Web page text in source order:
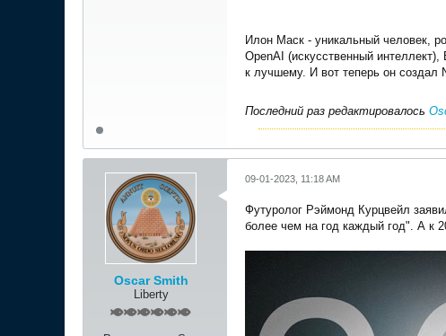
Илон Маск - уникальный человек,
OpenAI (искусственный
к лучшему. И вот теперь он создал
Последний раз редактировалось
Oscar Smith
Liberty
09-01-2023, 11:18 AM
Футуролог Рэймонд Курцвейл
более чем на год каждый год". А к